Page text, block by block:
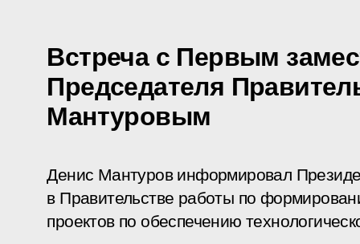
Встреча с Первым
Председателя
Мантуровым
Денис Мантуров информировал
в Правительстве работы по
проектов по обеспечению